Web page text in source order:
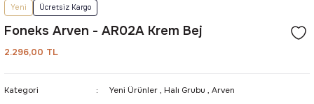
Yeni Ücretsiz Kargo
Foneks Arven - AR02A Krem Bej
2.296,00 TL
Kategori Yeni Ürünler , Halı Grubu , Arven